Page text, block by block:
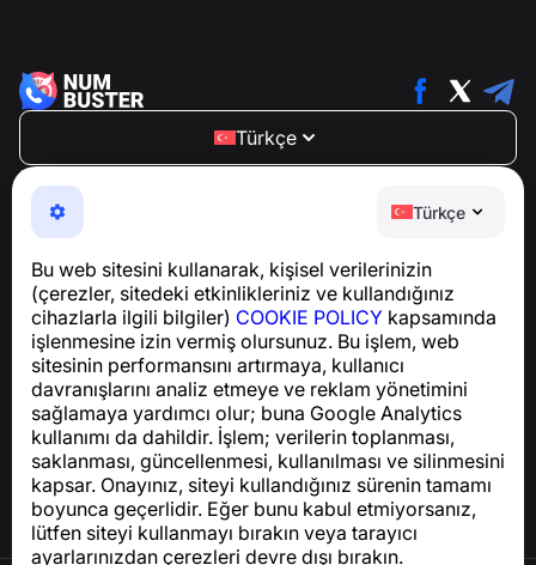
Türkçe
Bu web sitesini kullanarak, kişisel verilerinizin
(çerezler, sitedeki etkinlikleriniz ve kullandığınız
cihazlarla ilgili bilgiler) COOKIE POLICY kapsamında
işlenmesine izin vermiş olursunuz. Bu işlem, web
sitesinin performansını artırmaya, kullanıcı
davranışlarını analiz etmeye ve reklam yönetimini
sağlamaya yardımcı olur; buna Google Analytics
kullanımı da dahildir. İşlem; verilerin toplanması,
saklanması, güncellenmesi, kullanılması ve silinmesini
kapsar. Onayınız, siteyi kullandığınız sürenin tamamı
boyunca geçerlidir. Eğer bunu kabul etmiyorsanız,
lütfen siteyi kullanmayı bırakın veya tarayıcı
ayarlarınızdan çerezleri devre dışı bırakın.
Türkçe
NumBuster © 2013—2026 ·
Telefon dolandırıcılığına, spam’e ve istenmeyen
mesajlara karşı koruma sağlayan kullanımı kolay bir
GDPR uyumluluğu ile ilgili sorular için:
support@numbuster.com
Yardım Merkezi
Haberler ve Makaleler
Proje hakkında
İletişim